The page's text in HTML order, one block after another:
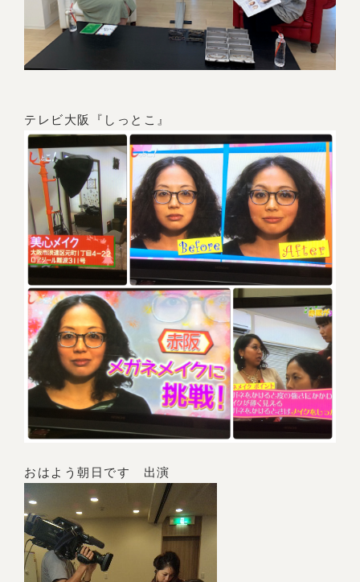
テレビ大阪『しっとこ』
おはよう朝日です 出演